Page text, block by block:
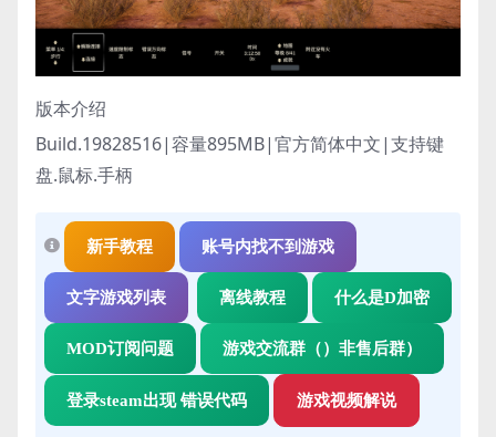
版本介绍
Build.19828516|容量895MB|官方简体中文|支持键
盘.鼠标.手柄
新手教程 账号内找不到游戏
文字游戏列表 离线教程 什么是D加密
MOD订阅问题 游戏交流群（）非售后群）
登录steam出现 错误代码 游戏视频解说